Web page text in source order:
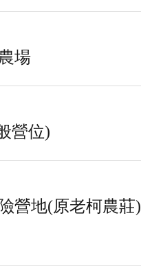
場
營位)
營地(原老柯農莊)